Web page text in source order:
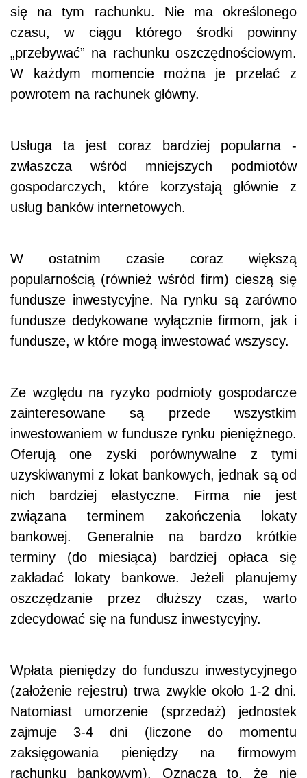
się na tym rachunku. Nie ma określonego
czasu, w ciągu którego środki powinny
„przebywać” na rachunku oszczędnościowym.
W każdym momencie można je przelać z
powrotem na rachunek główny.
Usługa ta jest coraz bardziej popularna -
zwłaszcza wśród mniejszych podmiotów
gospodarczych, które korzystają głównie z
usług banków internetowych.
W ostatnim czasie coraz większą
popularnością (również wśród firm) cieszą się
fundusze inwestycyjne. Na rynku są zarówno
fundusze dedykowane wyłącznie firmom, jak i
fundusze, w które mogą inwestować wszyscy.
Ze względu na ryzyko podmioty gospodarcze
zainteresowane są przede wszystkim
inwestowaniem w fundusze rynku pieniężnego.
Oferują one zyski porównywalne z tymi
uzyskiwanymi z lokat bankowych, jednak są od
nich bardziej elastyczne. Firma nie jest
związana terminem zakończenia lokaty
bankowej. Generalnie na bardzo krótkie
terminy (do miesiąca) bardziej opłaca się
zakładać lokaty bankowe. Jeżeli planujemy
oszczędzanie przez dłuższy czas, warto
zdecydować się na fundusz inwestycyjny.
Wpłata pieniędzy do funduszu inwestycyjnego
(założenie rejestru) trwa zwykle około 1-2 dni.
Natomiast umorzenie (sprzedaż) jednostek
zajmuje 3-4 dni (liczone do momentu
zaksięgowania pieniędzy na firmowym
rachunku bankowym). Oznacza to, że nie